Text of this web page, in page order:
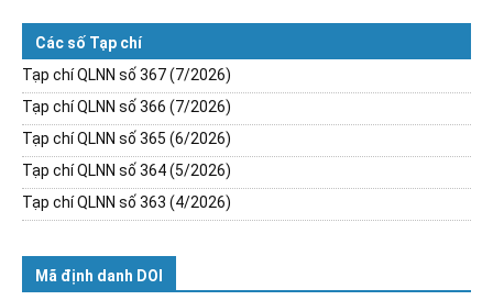
Các số Tạp chí
Tạp chí QLNN số 367 (7/2026)
Tạp chí QLNN số 366 (7/2026)
Tạp chí QLNN số 365 (6/2026)
Tạp chí QLNN số 364 (5/2026)
Tạp chí QLNN số 363 (4/2026)
Mã định danh DOI